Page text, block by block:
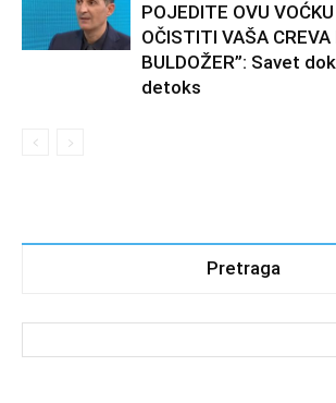
POJEDITE OVU
OČISTITI VAŠA CREVA
BULDOŽER”: Savet
detoks
Pretraga